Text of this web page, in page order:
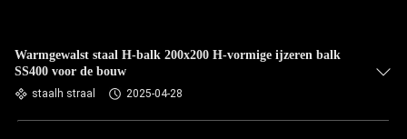
Warmgewalst staal H-balk 200x200 H-vormige ijzeren balk
SS400 voor de bouw
staalh straal 2025-04-28